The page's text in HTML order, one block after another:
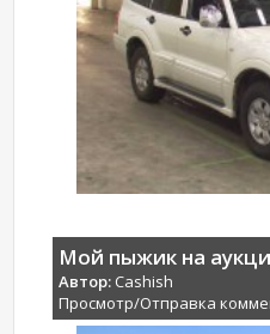
Мой пыжик на
Автор: Cashish
Просмотр/Отправка